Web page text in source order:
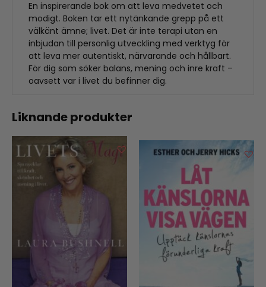
En inspirerande bok om att leva medvetet och
modigt. Boken tar ett nytänkande grepp på ett
välkänt ämne; livet. Det är inte terapi utan en
inbjudan till personlig utveckling med verktyg för
att leva mer autentiskt, närvarande och hållbart.
För dig som söker balans, mening och inre kraft –
oavsett var i livet du befinner dig.
Liknande produkter